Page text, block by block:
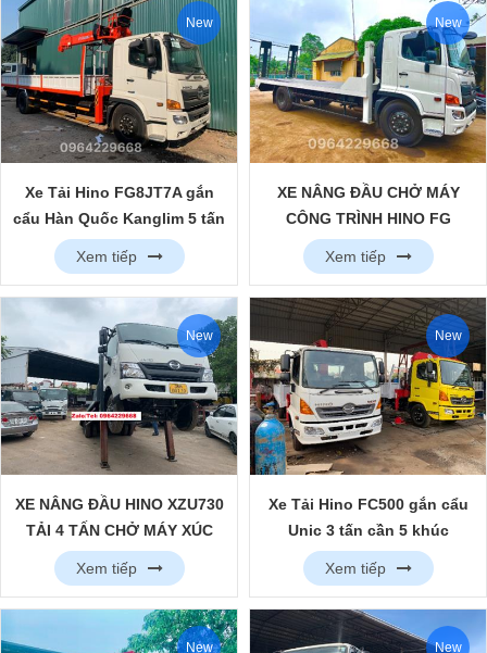
New
Xe Tải Hino FG8JT7A gắn
cẩu Hàn Quốc Kanglim 5 tấn
6 khúc
Xem tiếp
New
XE NÂNG ĐẦU CHỞ MÁY
CÔNG TRÌNH HINO FG
THÙNG SIÊU DÀI
Xem tiếp
New
XE NÂNG ĐẦU HINO XZU730
TẢI 4 TẤN CHỞ MÁY XÚC
NHỎ
Xem tiếp
New
Xe Tải Hino FC500 gắn cẩu
Unic 3 tấn cần 5 khúc
Xem tiếp
New New